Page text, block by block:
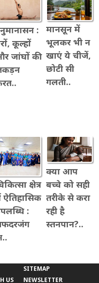
:
कूल्हों
जांघों की
मानसून में
भूलकर भी न
खाएं ये चीजें,
छोटी सी
गलती..
क्षेत्र
ऐतिहासिक
:
क्या आप
बच्चे को सही
तरीके से करा
रही है
स्तनपान?..
US
SITEMAP
NEWSLETTER